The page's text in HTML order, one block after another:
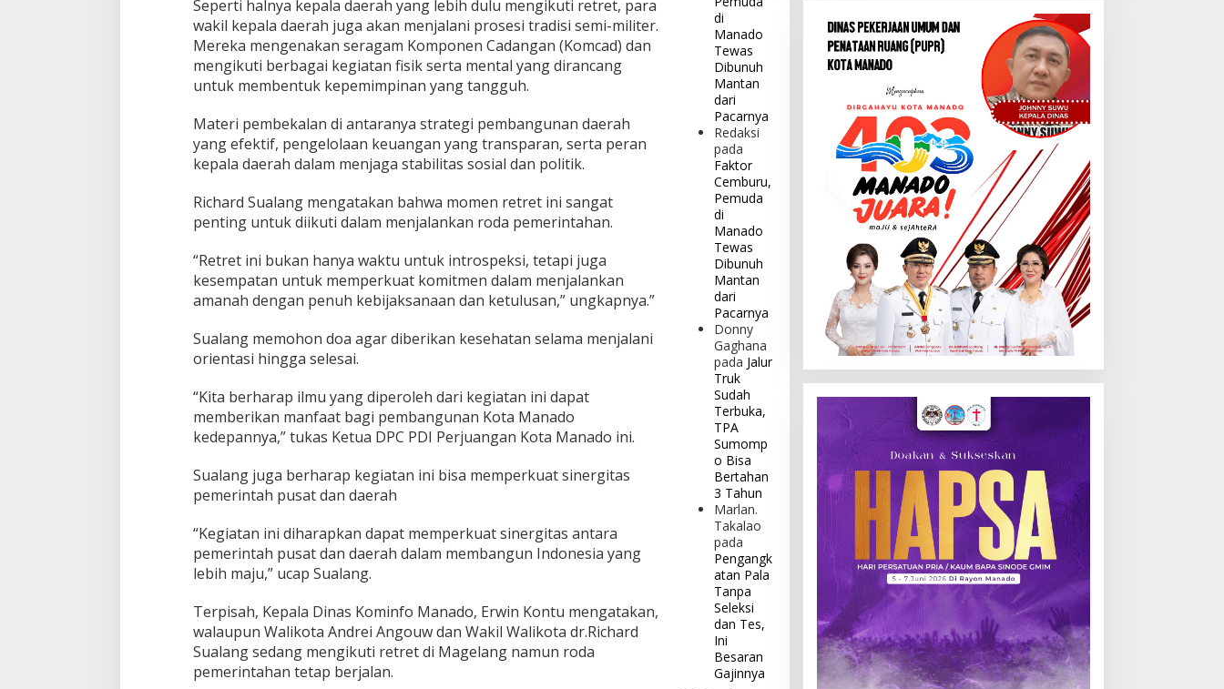
Seperti halnya kepala daerah yang lebih dulu mengikuti retret, para
wakil kepala daerah juga akan menjalani prosesi tradisi semi-militer.
Mereka mengenakan seragam Komponen Cadangan (Komcad) dan
mengikuti berbagai kegiatan fisik serta mental yang dirancang
untuk membentuk kepemimpinan yang tangguh.
Materi pembekalan di antaranya strategi pembangunan daerah
yang efektif, pengelolaan keuangan yang transparan, serta peran
kepala daerah dalam menjaga stabilitas sosial dan politik.
Richard Sualang mengatakan bahwa momen retret ini sangat
penting untuk diikuti dalam menjalankan roda pemerintahan.
“Retret ini bukan hanya waktu untuk introspeksi, tetapi juga
kesempatan untuk memperkuat komitmen dalam menjalankan
amanah dengan penuh kebijaksanaan dan ketulusan,” ungkapnya.”
Sualang memohon doa agar diberikan kesehatan selama menjalani
orientasi hingga selesai.
“Kita berharap ilmu yang diperoleh dari kegiatan ini dapat
memberikan manfaat bagi pembangunan Kota Manado
kedepannya,” tukas Ketua DPC PDI Perjuangan Kota Manado ini.
Sualang juga berharap kegiatan ini bisa memperkuat sinergitas
pemerintah pusat dan daerah
“Kegiatan ini diharapkan dapat memperkuat sinergitas antara
pemerintah pusat dan daerah dalam membangun Indonesia yang
lebih maju,” ucap Sualang.
Terpisah, Kepala Dinas Kominfo Manado, Erwin Kontu mengatakan,
walaupun Walikota Andrei Angouw dan Wakil Walikota dr.Richard
Sualang sedang mengikuti retret di Magelang namun roda
pemerintahan tetap berjalan.
di
Manado
Tewas
Dibunuh
Mantan
dari
Pacarnya
Redaksi
pada
Faktor
Cemburu,
Pemuda
di
Manado
Tewas
Dibunuh
Mantan
dari
Pacarnya
Donny
Gaghana
pada Jalur
Truk
Sudah
Terbuka,
TPA
Sumomp
o Bisa
Bertahan
3 Tahun
Marlan.
Takalao
pada
Pengangk
atan Pala
Tanpa
Seleksi
dan Tes,
Ini
Besaran
Gajinnya